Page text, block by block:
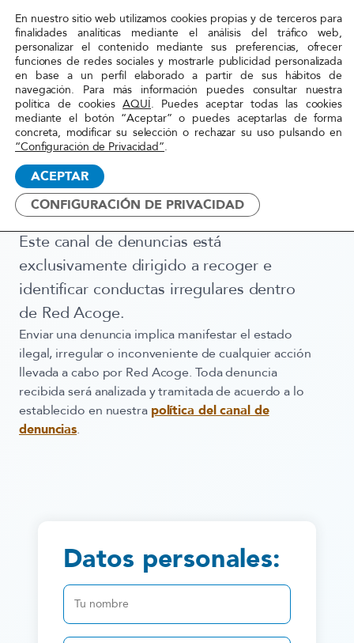
Red
Acoge
Inicio»Transparencia»Canal de denuncia
Canal de denuncias
Este canal de denuncias está
exclusivamente dirigido a recoger e
identificar conductas irregulares dentro
de Red Acoge.
Enviar una denuncia implica manifestar el estado
ilegal, irregular o inconveniente de cualquier acción
llevada a cabo por Red Acoge. Toda denuncia
recibida será analizada y tramitada de acuerdo a lo
establecido en nuestra política del canal de
denuncias.
Datos personales:
En nuestro sitio web utilizamos cookies propias y de terceros para
finalidades analíticas mediante el análisis del tráfico web,
personalizar el contenido mediante sus preferencias, ofrecer
funciones de redes sociales y mostrarle publicidad personalizada
en base a un perfil elaborado a partir de sus hábitos de
navegación. Para más información puedes consultar nuestra
política de cookiesAQUÍ. Puedes aceptar todas las cookies
mediante el botón “Aceptar” o puedes aceptarlas de forma
concreta, modificar su selección o rechazar su uso pulsando en
“Configuración de Privacidad”.
ACEPTAR
CONFIGURACIÓN DE PRIVACIDAD